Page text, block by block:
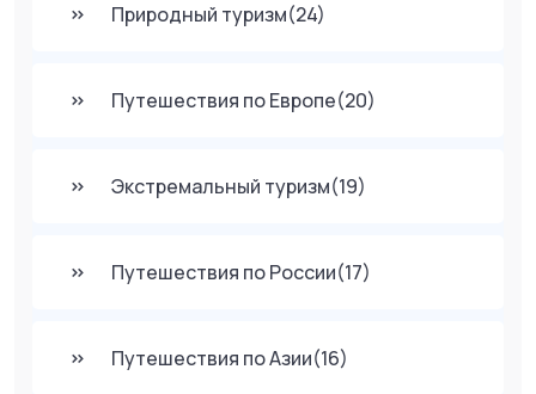
Природный туризм(24)
Путешествия по Европе(20)
Экстремальный туризм(19)
Путешествия по России(17)
Путешествия по Азии(16)